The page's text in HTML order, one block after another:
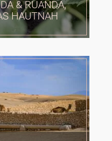
& RUANDA,
HAUTNAH